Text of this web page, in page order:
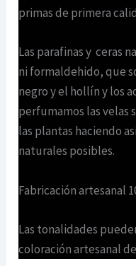
primas de primera
Las parafinas y ceras
ni formaldehido, que
negro y el hollín y los
perfumamos las velas
las plantas haciendo
naturales posibles.
Fabricación artesanal
Las tonalidades
coloración artesanal